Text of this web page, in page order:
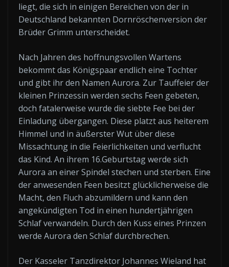
liegt, die sich in einigen Bereichen von der in
Deutschland bekannten Dornröschenversion der
Brüder Grimm unterscheidet.
Nach Jahren des hoffnungsvollen Wartens
bekommt das Königspaar endlich eine Tochter
und gibt ihr den Namen Aurora. Zur Tauffeier der
kleinen Prinzessin werden sechs Feen gebeten,
doch fatalerweise wurde die siebte Fee bei der
Einladung übergangen. Diese platzt aus heiterem
Himmel und in äußerster Wut über diese
Missachtung in die Feierlichkeiten und verflucht
das Kind. An ihrem 16.Geburtstag werde sich
Aurora an einer Spindel stechen und sterben. Eine
der anwesenden Feen besitzt glücklicherweise die
Macht, den Fluch abzumildern und kann den
angekündigten Tod in einen hundertjährigen
Schlaf verwandeln. Durch den Kuss eines Prinzen
werde Aurora den Schlaf durchbrechen.
Der Kasseler Tanzdirektor Johannes Wieland hat